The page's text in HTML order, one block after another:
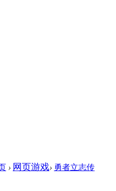
› 网页游戏› 勇者立志传